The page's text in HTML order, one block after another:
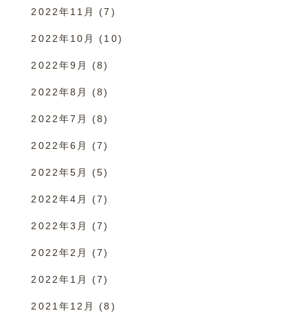
2022年11月 (7)
2022年10月 (10)
2022年9月 (8)
2022年8月 (8)
2022年7月 (8)
2022年6月 (7)
2022年5月 (5)
2022年4月 (7)
2022年3月 (7)
2022年2月 (7)
2022年1月 (7)
2021年12月 (8)